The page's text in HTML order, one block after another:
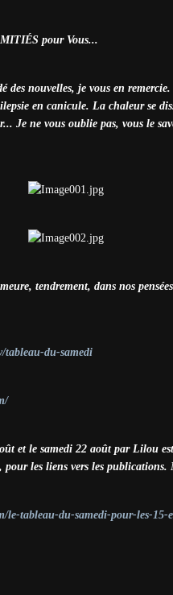
pour Vous...
des nouvelles, je vous en
en canicule. La chaleur se
Je ne vous oublie pas, vous le
tendrement, dans nos
tableau-du-samedi
et le samedi 22 août par Lilou
pour les liens vers les publications.
le-tableau-du-samedi-pour-les-